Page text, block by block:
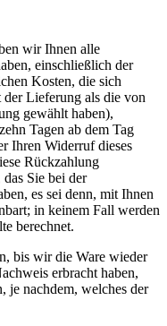
wir Ihnen alle
einschließlich der
Kosten, die sich
der Lieferung als die von
gewählt haben),
Tagen ab dem Tag
Ihren Widerruf dieses
Rückzahlung
Sie bei der
es sei denn, mit Ihnen
in keinem Fall werden
berechnet.
bis wir die Ware wieder
erbracht haben,
je nachdem, welches der